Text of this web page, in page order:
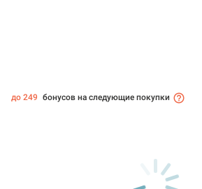
до 249 бонусов на следующие покупки